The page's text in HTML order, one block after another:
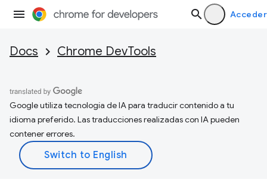
Acceder
Docs Chrome DevTools
Google utiliza tecnología de IA para traducir contenido a tu
idioma preferido. Las traducciones realizadas con IA pueden
contener errores.